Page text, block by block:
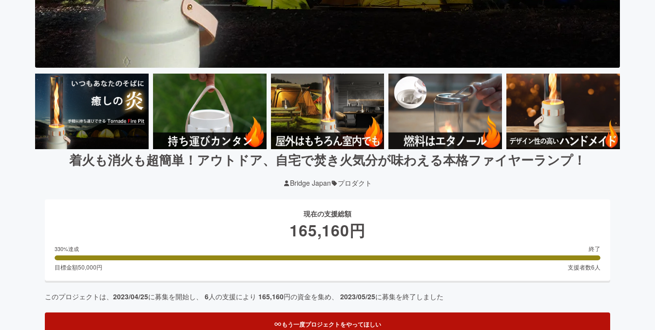
着火も消火も超簡単！アウトドア、自宅で焚き火気分が味わえる本格ファイヤーランプ！
Bridge Japan プロダクト
現在の支援総額
165,160円
330%達成 終了
目標金額50,000円 支援者数6 人
このプロジェクトは、 2023/04/25に募集を開始し、 6人の支援により 165,160円の資金を集め、 2023/05/25に募集を終了しました
もう一度プロジェクトをやってほしい